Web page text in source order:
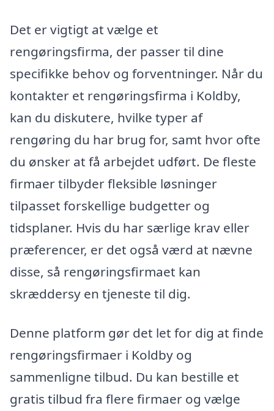
Det er vigtigt at vælge et
rengøringsfirma, der passer til dine
specifikke behov og forventninger. Når du
kontakter et rengøringsfirma i Koldby,
kan du diskutere, hvilke typer af
rengøring du har brug for, samt hvor ofte
du ønsker at få arbejdet udført. De fleste
firmaer tilbyder fleksible løsninger
tilpasset forskellige budgetter og
tidsplaner. Hvis du har særlige krav eller
præferencer, er det også værd at nævne
disse, så rengøringsfirmaet kan
skræddersy en tjeneste til dig.
Denne platform gør det let for dig at finde
rengøringsfirmaer i Koldby og
sammenligne tilbud. Du kan bestille et
gratis tilbud fra flere firmaer og vælge